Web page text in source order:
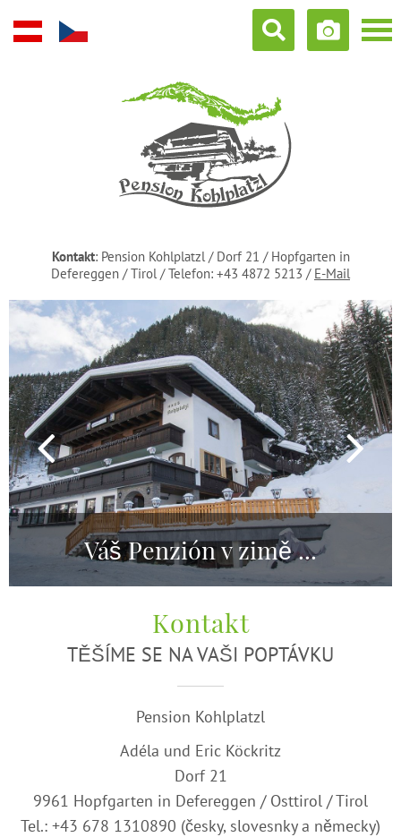
Kontakt: Pension Kohlplatzl / Dorf 21 / Hopfgarten in
Defereggen / Tirol / Telefon: +43 4872 5213 / E-Mail
Váš Penzión v zimě ...
Kontakt
TĚŠÍME SE NA VAŠI POPTÁVKU
Pension Kohlplatzl
Adéla und Eric Köckritz
Dorf 21
9961 Hopfgarten in Defereggen / Osttirol / Tirol
Tel.: +43 678 1310890 (česky, slovesnky a německy)